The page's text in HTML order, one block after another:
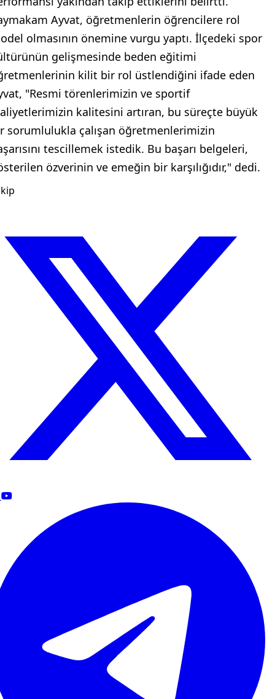
Ayvat, öğretmenlerin öğrencilere rol
olmasının önemine vurgu yaptı. İlçedeki spor
gelişmesinde beden eğitimi
kilit bir rol üstlendiğini ifade eden
"Resmi törenlerimizin ve sportif
kalitesini artıran, bu süreçte büyük
sorumlulukla çalışan öğretmenlerimizin
tescillemek istedik. Bu başarı belgeleri,
özverinin ve emeğin bir karşılığıdır," dedi.